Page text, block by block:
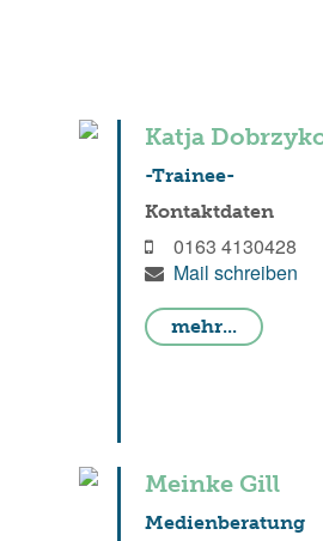
Katja
-Trainee-
Kontaktdaten
0163 4130428
Mail schreiben
mehr...
Meinke Gill
Medienberatung